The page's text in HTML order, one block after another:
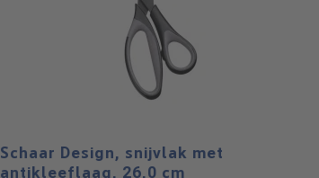
Schaar Design, snijvlak met
antikleeflaag, 26,0 cm